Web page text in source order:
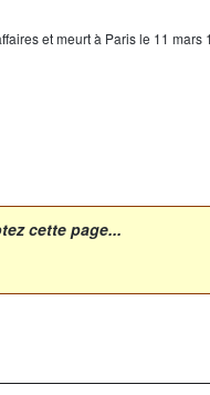
et meurt à Paris le 11 mars